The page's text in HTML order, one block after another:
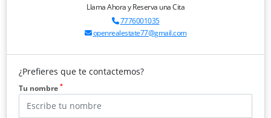
Llama Ahora y Reserva una Cita
7776001035
openrealestate77@gmail.com
¿Prefieres que te contactemos?
Tu nombre *